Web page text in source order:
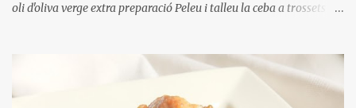
oli d'oliva verge extra preparació Peleu i talleu la ceba a trossets i
Renteu les tomates i talleu-les a octaus. Talleu les olives a
rodanxes. Una hora abans de portar a la taula, poseu els cigrons,
ben escorreguts, en un bol, amb la resta d'ingredients: les tomates,